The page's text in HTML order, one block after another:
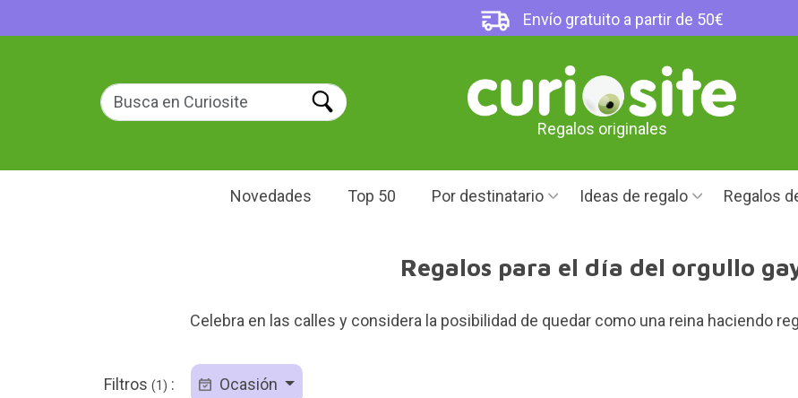
Envío gratuito a partir de 50€
Regalos originales
Novedades Top 50 Por destinatario Ideas de regalo Regalos
Regalos para el día del orgullo
Celebra en las calles y considera la posibilidad de quedar como una reina haciendo
Filtros (1) : Ocasión